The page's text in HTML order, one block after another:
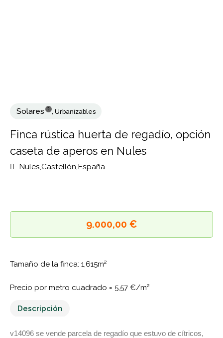
Solares ? ,Urbanizables
Finca rústica huerta de regadío,
9.000,00 €
Tamaño de la finca: 1,615m²
Precio por metro cuadrado = 5,57 €/m²
Descripción
v14096 se vende parcela de regadío que estuvo de cítricos,